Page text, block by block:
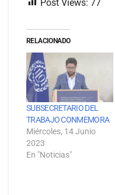
Post Views: 77
RELACIONADO
SUBSECRETARIO DEL
TRABAJO CONMEMORA
Miércoles, 14 Junio
2023
En "Noticias"